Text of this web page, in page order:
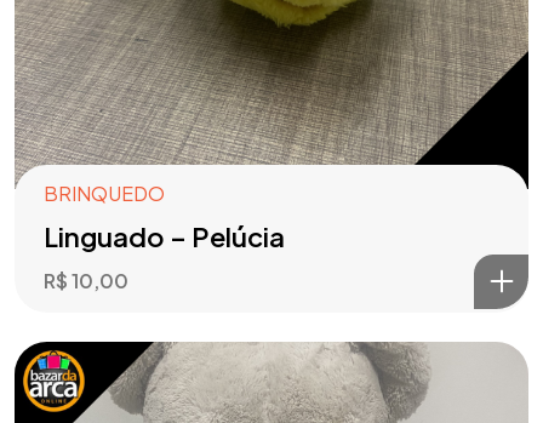
BRINQUEDO
Linguado – Pelúcia
R$10,00